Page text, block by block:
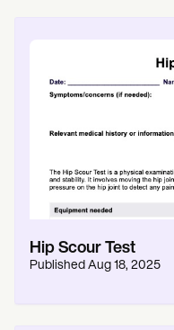
Hip Scour Test
Published Aug 18, 2025